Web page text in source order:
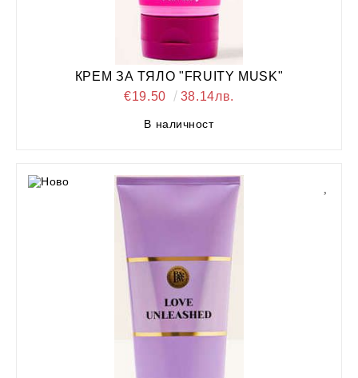
КРЕМ ЗА ТЯЛО "FRUITY MUSK"
€19.50
38.14лв.
В наличност